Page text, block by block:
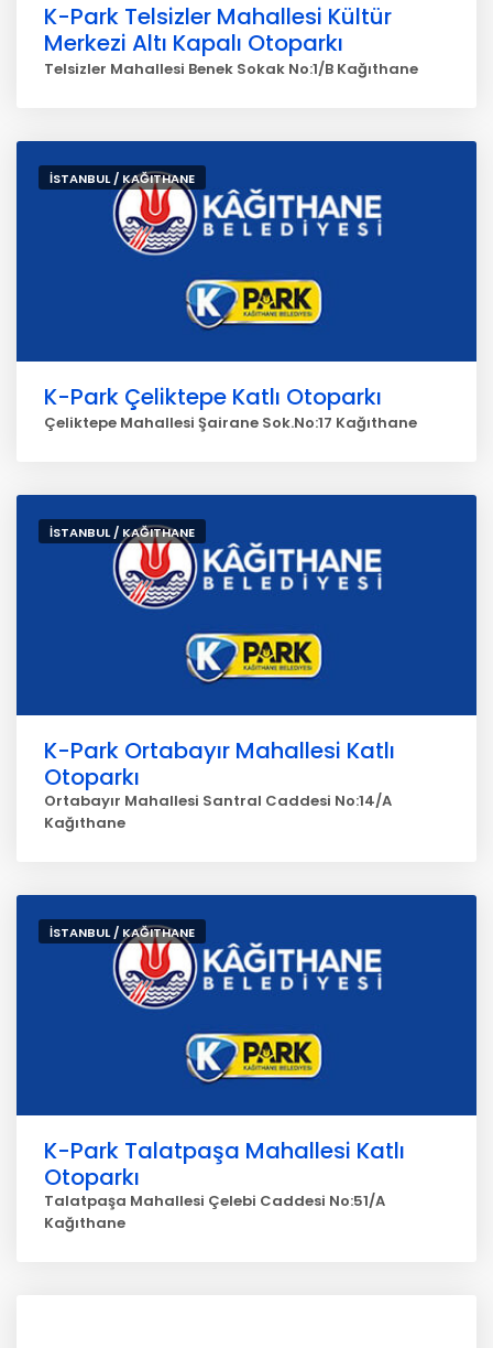
K-Park Telsizler Mahallesi Kültür
Merkezi Altı Kapalı Otoparkı
Telsizler Mahallesi Benek Sokak No:1/B Kağıthane
İSTANBUL / KAĞITHANE
K-Park Çeliktepe Katlı Otoparkı
Çeliktepe Mahallesi Şairane Sok.No:17 Kağıthane
İSTANBUL / KAĞITHANE
K-Park Ortabayır Mahallesi Katlı
Otoparkı
Ortabayır Mahallesi Santral Caddesi No:14/A
Kağıthane
İSTANBUL / KAĞITHANE
K-Park Talatpaşa Mahallesi Katlı
Otoparkı
Talatpaşa Mahallesi Çelebi Caddesi No:51/A
Kağıthane